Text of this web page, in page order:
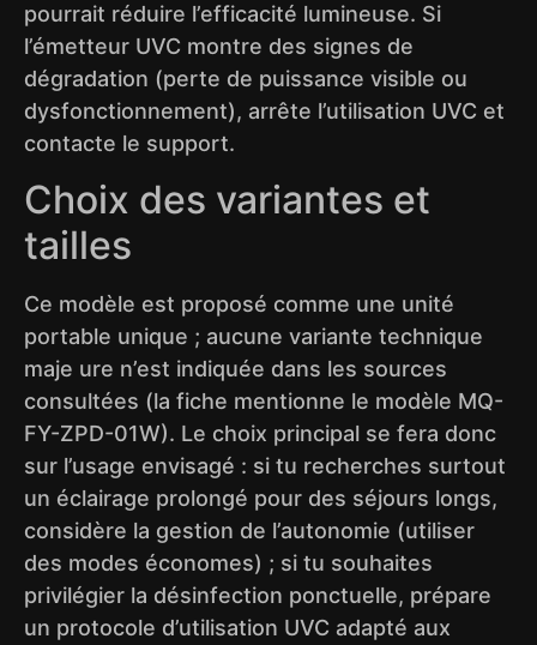
pourrait réduire l’efficacité lumineuse. Si
l’émetteur UVC montre des signes de
dégradation (perte de puissance visible ou
dysfonctionnement), arrête l’utilisation UVC et
contacte le support.
Choix des variantes et
tailles
Ce modèle est proposé comme une unité
portable unique ; aucune variante technique
maje ure n’est indiquée dans les sources
consultées (la fiche mentionne le modèle MQ-
FY-ZPD-01W). Le choix principal se fera donc
sur l’usage envisagé : si tu recherches surtout
un éclairage prolongé pour des séjours longs,
considère la gestion de l’autonomie (utiliser
des modes économes) ; si tu souhaites
privilégier la désinfection ponctuelle, prépare
un protocole d’utilisation UVC adapté aux